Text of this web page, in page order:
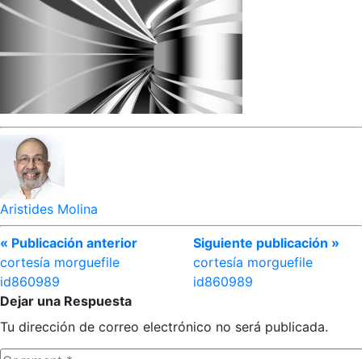
Aristides Molina
« Publicación anterior
cortesía morguefile
id860989
Siguiente publicación »
cortesía morguefile
id860989
Dejar una Respuesta
Tu dirección de correo electrónico no será publicada.